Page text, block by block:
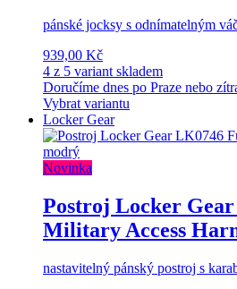
pánské jocksy s odnímatelným
939,00 Kč
4 z 5 variant skladem
Doručíme dnes po Praze nebo
Vybrat variantu
Locker Gear
Novinka
Postroj Locker
Military Access
nastavitelný pánský postroj s